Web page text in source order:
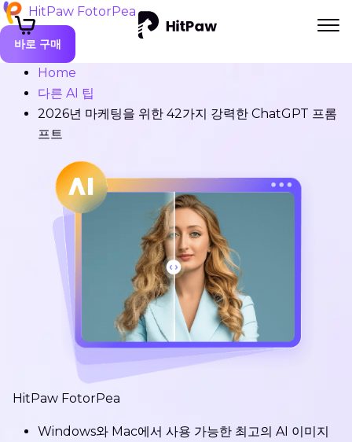
HitPaw FotorPea
바로 구매
Home
다른 AI 팁
2026년 마케팅을 위한 42가지 강력한 ChatGPT 프롬
프트
HitPaw FotorPea
Windows와 Mac에서 사용 가능한 최고의 AI 이미지